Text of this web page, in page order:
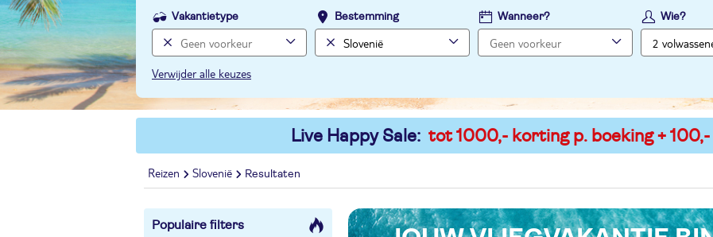
Vakantietype Bestemming Wanneer? Wie?
Verwijder alle keuzes
Live Happy Sale: tot 1000,- korting p. boeking + 100,-
Reizen Slovenië Resultaten
Populaire filters